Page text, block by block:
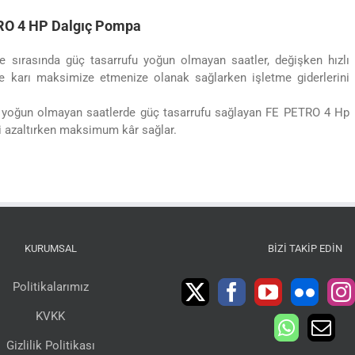
4 HP Dalgıç Pompa
güç tasarrufu yoğun olmayan saatler, değişken hızlı
karı maksimize etmenize olanak sağlarken işletme giderlerini
olmayan saatlerde güç tasarrufu sağlayan FE PETRO 4 Hp
azaltırken maksimum kâr sağlar.
KURUMSAL
Politikalarımız
KVKK
Gizlilik Politikası
BIZI TAKIP EDIN